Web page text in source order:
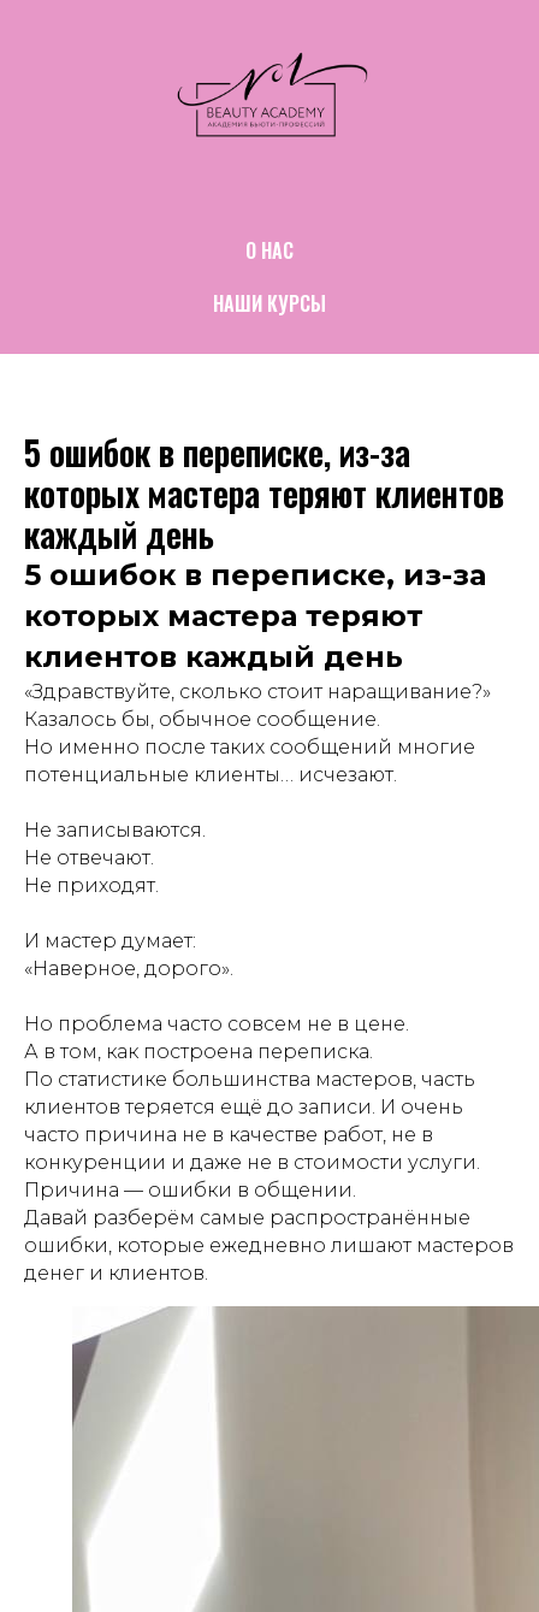
О НАС
НАШИ КУРСЫ
5 ошибок в переписке, из-за
которых мастера теряют клиентов
каждый день
5 ошибок в переписке, из-за
которых мастера теряют
клиентов каждый день
«Здравствуйте, сколько стоит наращивание?»
Казалось бы, обычное сообщение.
Но именно после таких сообщений многие
потенциальные клиенты… исчезают.
Не записываются.
Не отвечают.
Не приходят.
И мастер думает:
«Наверное, дорого».
Но проблема часто совсем не в цене.
А в том, как построена переписка.
По статистике большинства мастеров, часть
клиентов теряется ещё до записи. И очень
часто причина не в качестве работ, не в
конкуренции и даже не в стоимости услуги.
Причина — ошибки в общении.
Давай разберём самые распространённые
ошибки, которые ежедневно лишают мастеров
денег и клиентов.